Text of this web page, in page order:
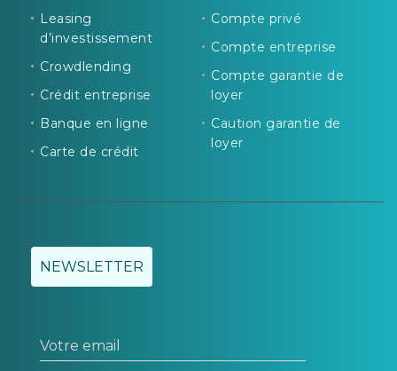
Leasing
d’investissement
Crowdlending
Crédit entreprise
Banque en ligne
Carte de crédit
Compte privé
Compte entreprise
Compte garantie de
loyer
Caution garantie de
loyer
NEWSLETTER
Votre email